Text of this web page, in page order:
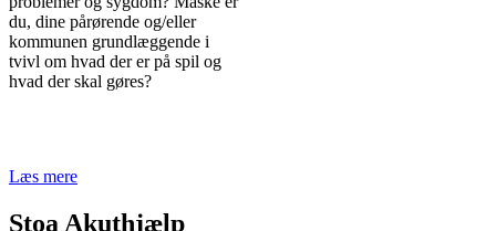
du, dine pårørende og/eller
kommunen grundlæggende i
tvivl om hvad der er på spil og
hvad der skal gøres?
Læs mere
Stoa Akuthjælp